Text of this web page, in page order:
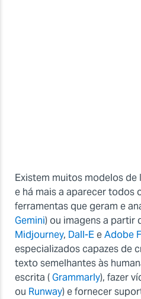
Existem muitos modelos de
e há mais a aparecer todos
ferramentas que geram e
Gemini) ou imagens a partir
Midjourney, Dall-EeAdobe
especializados capazes de
texto semelhantes às
escrita (Grammarly), fazer
ou Runway) e fornecer